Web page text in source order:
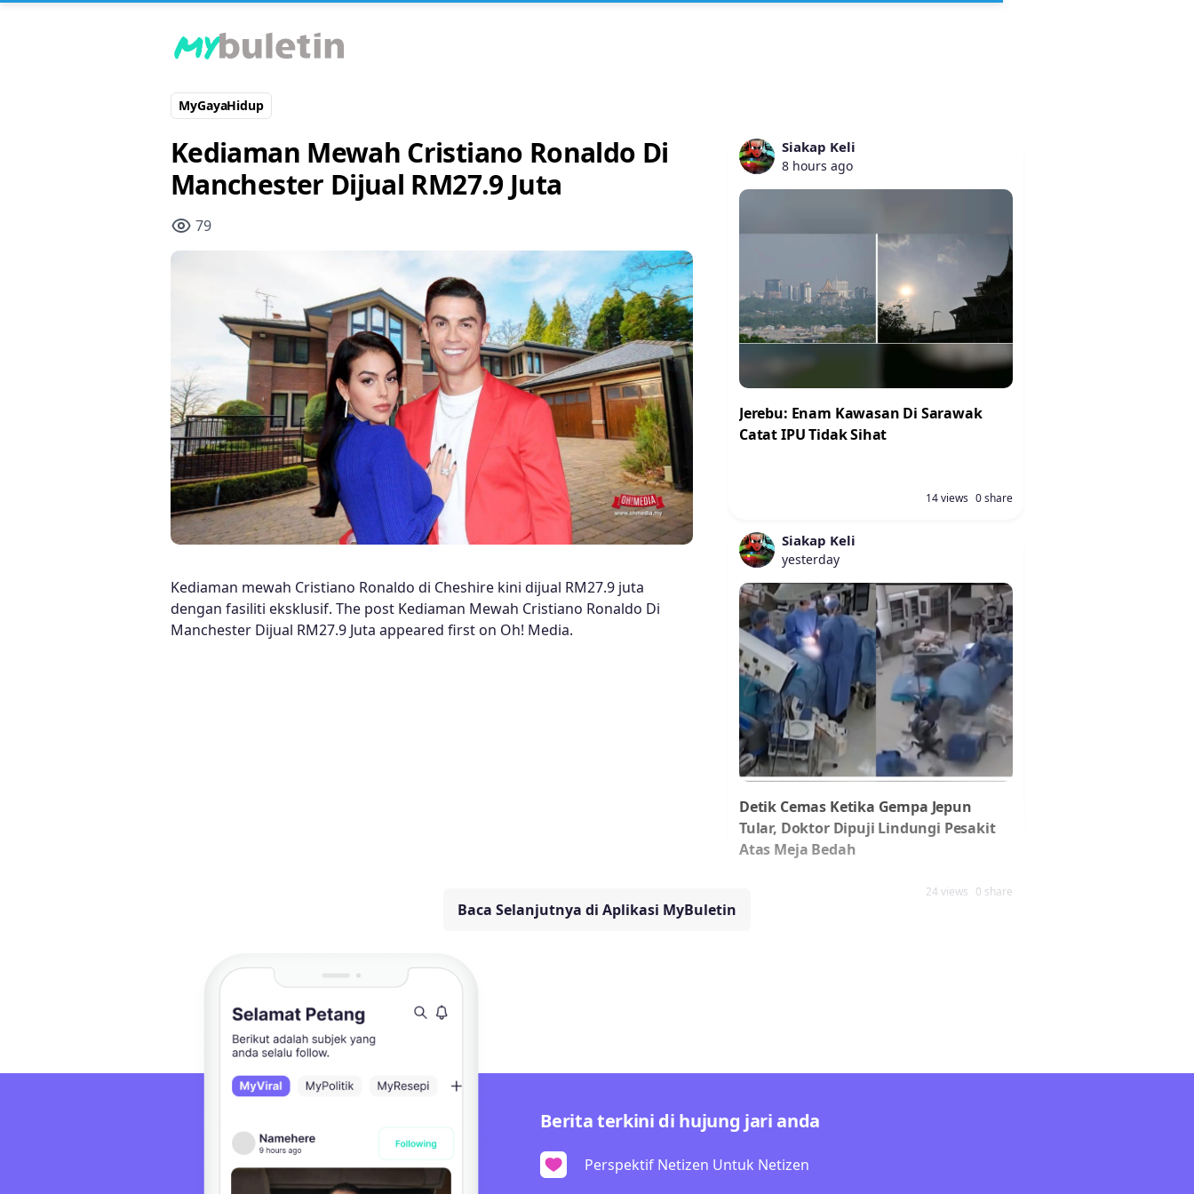
MyGayaHidup
Kediaman Mewah Cristiano Ronaldo Di
Manchester Dijual RM27.9 Juta
79
Kediaman mewah Cristiano Ronaldo di Cheshire kini dijual RM27.9 juta
dengan fasiliti eksklusif. The post Kediaman Mewah Cristiano Ronaldo Di
Manchester Dijual RM27.9 Juta appeared first on Oh! Media.
Siakap Keli
8 hours ago
Jerebu: Enam Kawasan Di Sarawak
Catat IPU Tidak Sihat
0 share
14 views
Siakap Keli
yesterday
Detik Cemas Ketika Gempa Jepun
Tular, Doktor Dipuji Lindungi Pesakit
Atas Meja Bedah
0 share
24 views
Baca Selanjutnya di Aplikasi MyBuletin
Berita terkini di hujung jari anda
Perspektif Netizen Untuk Netizen